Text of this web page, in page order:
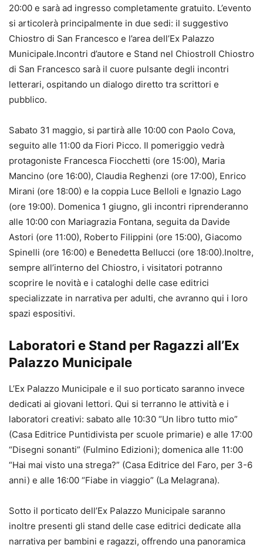
20:00 e sarà ad ingresso completamente gratuito. L’evento
si articolerà principalmente in due sedi: il suggestivo
Chiostro di San Francesco e l’area dell’Ex Palazzo
Municipale.Incontri d’autore e Stand nel ChiostroIl Chiostro
di San Francesco sarà il cuore pulsante degli incontri
letterari, ospitando un dialogo diretto tra scrittori e
pubblico.
Sabato 31 maggio, si partirà alle 10:00 con Paolo Cova,
seguito alle 11:00 da Fiori Picco. Il pomeriggio vedrà
protagoniste Francesca Fiocchetti (ore 15:00), Maria
Mancino (ore 16:00), Claudia Reghenzi (ore 17:00), Enrico
Mirani (ore 18:00) e la coppia Luce Belloli e Ignazio Lago
(ore 19:00). Domenica 1 giugno, gli incontri riprenderanno
alle 10:00 con Mariagrazia Fontana, seguita da Davide
Astori (ore 11:00), Roberto Filippini (ore 15:00), Giacomo
Spinelli (ore 16:00) e Benedetta Bellucci (ore 18:00).Inoltre,
sempre all’interno del Chiostro, i visitatori potranno
scoprire le novità e i cataloghi delle case editrici
specializzate in narrativa per adulti, che avranno qui i loro
spazi espositivi.
Laboratori e Stand per Ragazzi all’Ex
Palazzo Municipale
L’Ex Palazzo Municipale e il suo porticato saranno invece
dedicati ai giovani lettori. Qui si terranno le attività e i
laboratori creativi: sabato alle 10:30 “Un libro tutto mio”
(Casa Editrice Puntidivista per scuole primarie) e alle 17:00
“Disegni sonanti” (Fulmino Edizioni); domenica alle 11:00
“Hai mai visto una strega?” (Casa Editrice del Faro, per 3-6
anni) e alle 16:00 “Fiabe in viaggio” (La Melagrana).
Sotto il porticato dell’Ex Palazzo Municipale saranno
inoltre presenti gli stand delle case editrici dedicate alla
narrativa per bambini e ragazzi, offrendo una panoramica